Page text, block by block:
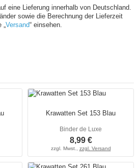
eine Lieferung innerhalb von Deutschland.
sowie die Berechnung der Lieferzeit
„Versand“ einsehen.
Krawatten Set 153 Blau
Binder de Luxe
8,99 €
zzgl. Mwst., zzgl. Versand